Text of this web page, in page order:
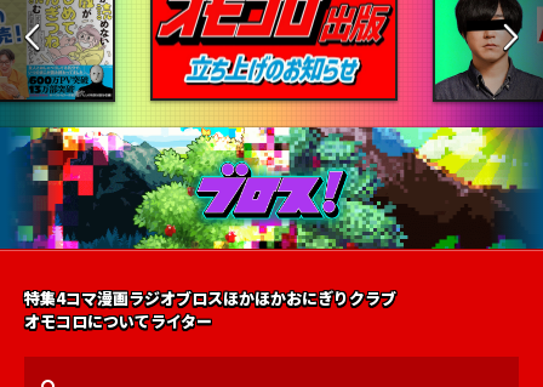
特集4コマ漫画ラジオブロスほかほかおにぎりクラブ
オモコロについてライター